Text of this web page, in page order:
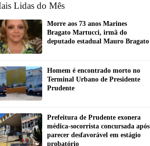
Lidas do Mês
Morre aos 73 anos Marines
Bragato Martucci, irmã do
deputado estadual Mauro Bragato
Homem é encontrado morto no
Terminal Urbano de Presidente
Prudente
Prefeitura de Prudente exonera
médica-socorrista concursada após
parecer desfavorável em estágio
probatório